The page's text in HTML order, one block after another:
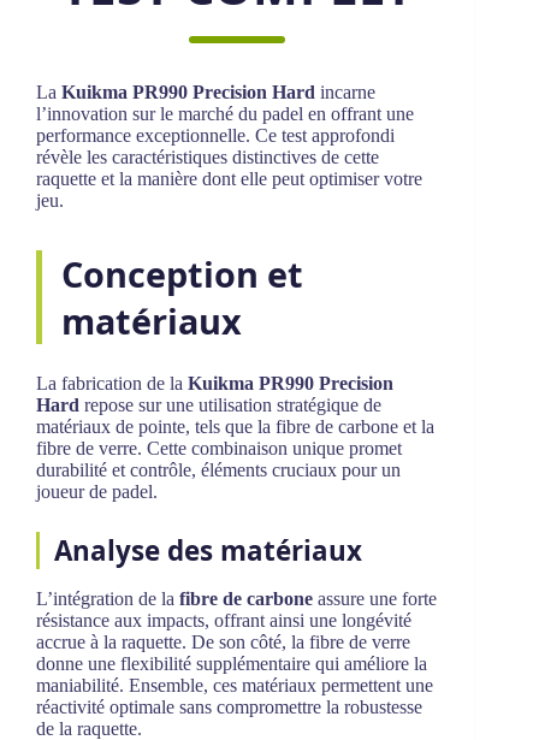
La Kuikma PR990 Precision Hard incarne
l’innovation sur le marché du padel en offrant une
performance exceptionnelle. Ce test approfondi
révèle les caractéristiques distinctives de cette
raquette et la manière dont elle peut optimiser votre
jeu.
Conception et
matériaux
La fabrication de la Kuikma PR990 Precision
Hard repose sur une utilisation stratégique de
matériaux de pointe, tels que la fibre de carbone et la
fibre de verre. Cette combinaison unique promet
durabilité et contrôle, éléments cruciaux pour un
joueur de padel.
Analyse des matériaux
L’intégration de la fibre de carbone assure une forte
résistance aux impacts, offrant ainsi une longévité
accrue à la raquette. De son côté, la fibre de verre
donne une flexibilité supplémentaire qui améliore la
maniabilité. Ensemble, ces matériaux permettent une
réactivité optimale sans compromettre la robustesse
de la raquette.